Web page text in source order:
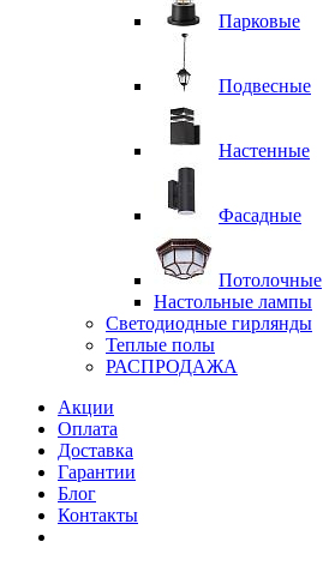
Парковые
Подвесные
Настенные
Фасадные
Потолочные
Настольные лампы
Светодиодные гирлянды
Теплые полы
РАСПРОДАЖА
Акции
Оплата
Доставка
Гарантии
Блог
Контакты